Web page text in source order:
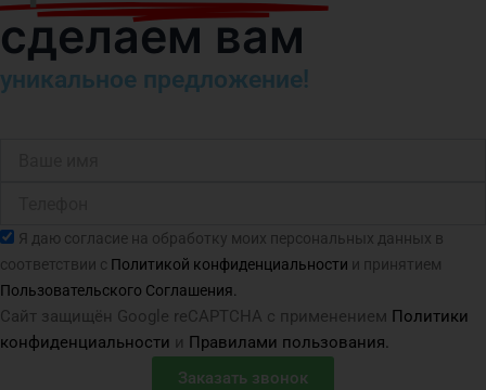
сделаем вам
уникальное предложение!
Согласие
Я даю согласие на обработку моих персональных данных в
соответствии с Политикой конфиденциальности и принятием
Пользовательского Соглашения.
Сайт защищён Google reCAPTCHA с применением Политики
конфиденциальности и Правилами пользования.
Заказать звонок